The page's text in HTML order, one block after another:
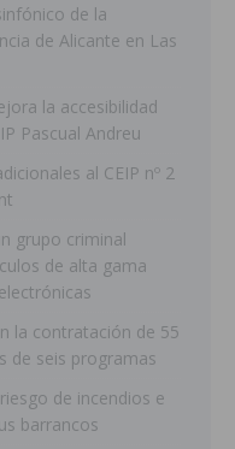
de la
de Alicante en Las
la accesibilidad
Pascual Andreu
al CEIP nº 2
grupo criminal
de alta gama
la contratación de 55
de seis programas
de incendios e
barrancos